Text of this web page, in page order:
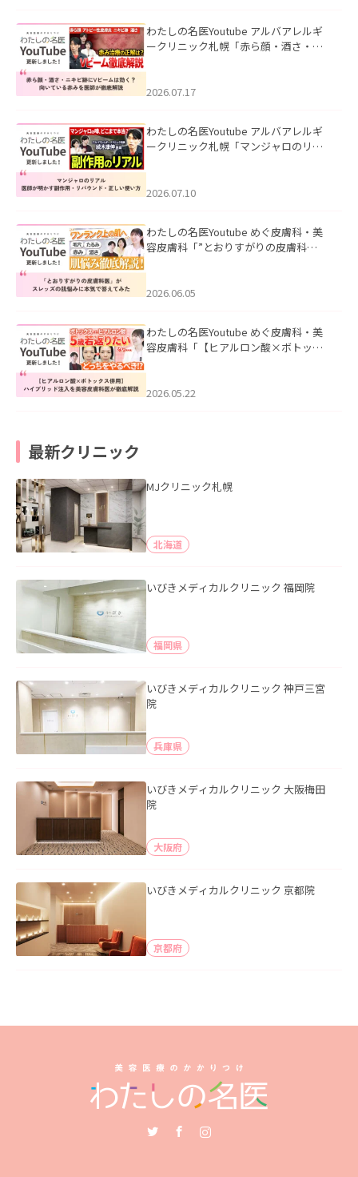
わたしの名医Youtube アルバアレルギ
ークリニック札幌「赤ら顔・酒さ・ニ
した。
2026.07.17
わたしの名医Youtube アルバアレルギ
ークリニック札幌「マンジャロのリア
た。
2026.07.10
わたしの名医Youtube めぐ皮膚科・美
容皮膚科「”とおりすがりの皮膚科
2026.06.05
わたしの名医Youtube めぐ皮膚科・美
容皮膚科「【ヒアルロン酸×ボトック
た。
2026.05.22
最新クリニック
MJクリニック札幌
北海道
いびきメディカルクリニック 福岡院
福岡県
いびきメディカルクリニック 神戸三宮
院
兵庫県
いびきメディカルクリニック 大阪梅田
院
大阪府
いびきメディカルクリニック 京都院
京都府